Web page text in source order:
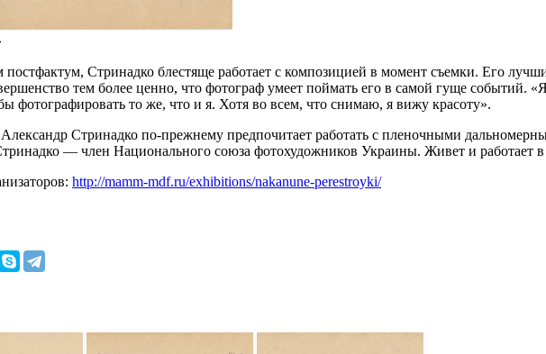
Стринадко блестяще работает с композицией в момент съемки. Его
тем более ценно, что фотограф умеет поймать его в самой гуще событий.
фотографировать то же, что и я. Хотя во всем, что снимаю, я вижу красоту».
Стринадко по-прежнему предпочитает работать с пленочными
— член Национального союза фотохудожников Украины. Живет и работает
http://mamm-mdf.ru/exhibitions/nakanune-perestroyki/